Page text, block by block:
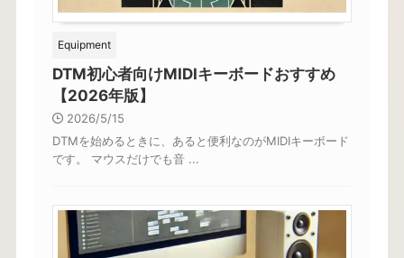
Equipment
DTM初心者向けMIDIキーボードおすすめ
【2026年版】
2026/5/15
DTMを始めるときに、あると便利なのがMIDIキーボード
です。 マウスだけでも音 ...